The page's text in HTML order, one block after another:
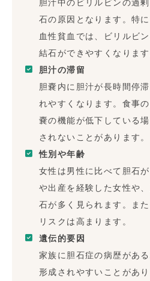
胆汁中のビリルビンの過
石の原因となります。特
血性貧血では、ビリルビ
結石ができやすくなります
胆汁の滞留
胆嚢内に胆汁が長時間停
れやすくなります。食事
嚢の機能が低下している
されないことがあります。
性別や年齢
女性は男性に比べて胆石
や出産を経験した女性や
石が多く見られます。ま
リスクは高まります。
遺伝的要因
家族に胆石症の病歴があ
形成されやすいことがあり